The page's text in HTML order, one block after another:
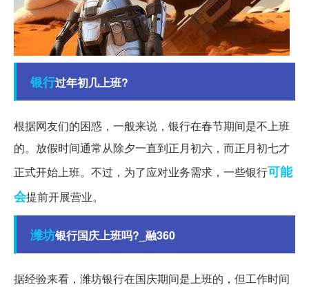
银行过年初几上班?
根据网友们的困惑，一般来说，银行在春节期间是不上班
的。放假时间通常从除夕一直到正月初六，而正月初七才
正式开始上班。不过，为了应对业务需求，一些银行可能
会提前开展营业。
潍坊银行国庆上班吗?_融360
据经验来看，潍坊银行在国庆期间是上班的，但工作时间